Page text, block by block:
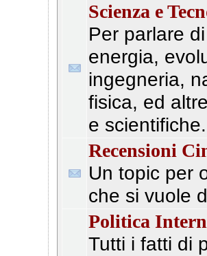
Scienza e
Per parlare
energia,
ingegneria,
fisica, ed
e scientifiche.
Recensioni
Un topic per
che si vuole
Politica
Tutti i fatti di